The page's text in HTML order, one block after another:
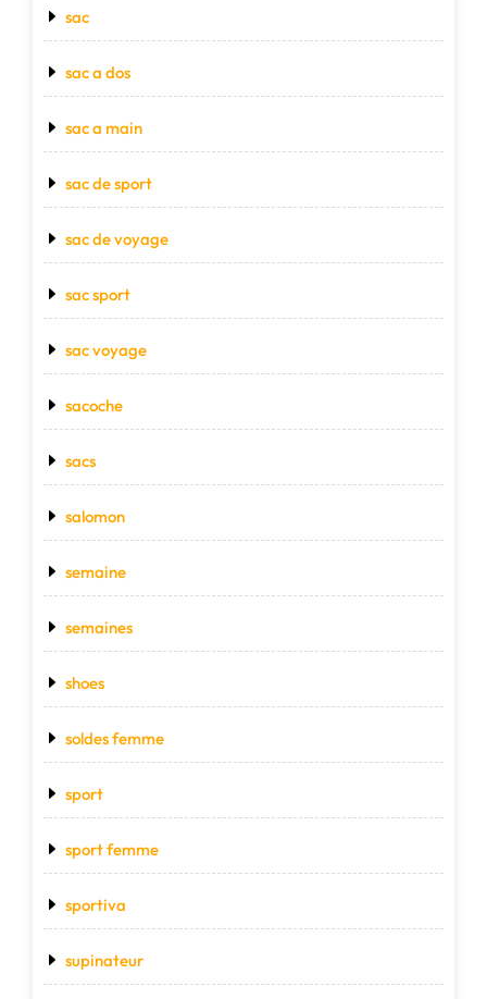
sac
sac a dos
sac a main
sac de sport
sac de voyage
sac sport
sac voyage
sacoche
sacs
salomon
semaine
semaines
shoes
soldes femme
sport
sport femme
sportiva
supinateur